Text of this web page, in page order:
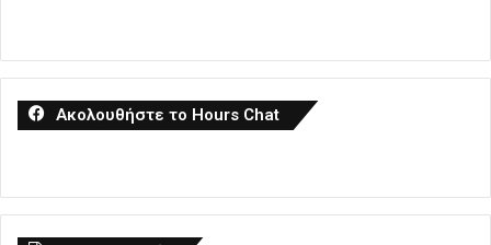
Ακολουθήστε το Hours Chat